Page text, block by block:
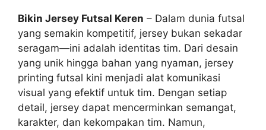
Bikin Jersey Futsal Keren – Dalam dunia futsal
yang semakin kompetitif, jersey bukan sekadar
seragam—ini adalah identitas tim. Dari desain
yang unik hingga bahan yang nyaman, jersey
printing futsal kini menjadi alat komunikasi
visual yang efektif untuk tim. Dengan setiap
detail, jersey dapat mencerminkan semangat,
karakter, dan kekompakan tim. Namun,